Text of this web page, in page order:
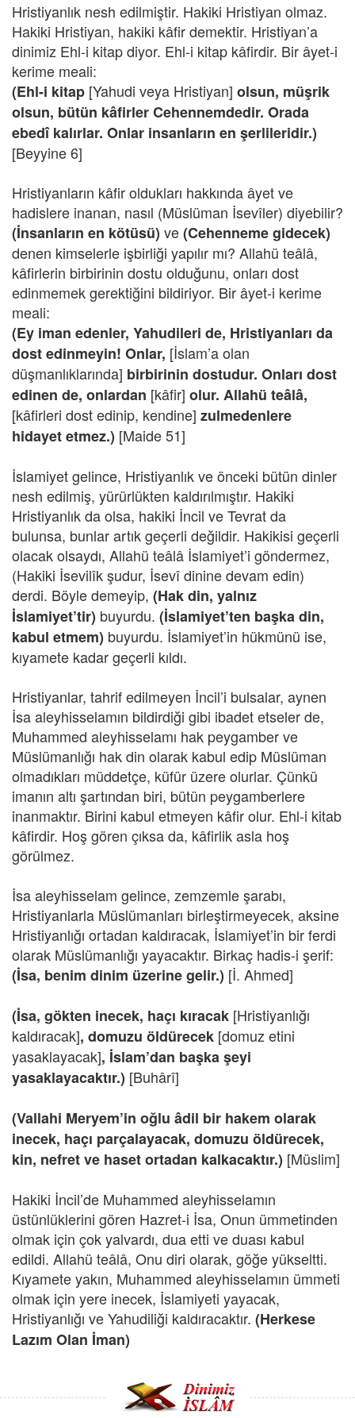
Hristiyanlık nesh edilmiştir. Hakiki Hristiyan olmaz.
Hakiki Hristiyan, hakiki kâfir demektir. Hristiyan’a
dinimiz Ehl-i kitap diyor. Ehl-i kitap kâfirdir. Bir âyet-i
kerime meali:
(Ehl-i kitap [Yahudi veya Hristiyan] olsun, müşrik
olsun, bütün kâfirler Cehennemdedir. Orada
ebedî kalırlar. Onlar insanların en şerlileridir.)
[Beyyine 6]
Hristiyanların kâfir oldukları hakkında âyet ve
hadislere inanan, nasıl (Müslüman İsevîler) diyebilir?
(İnsanların en kötüsü) ve(Cehenneme gidecek)
denen kimselerle işbirliği yapılır mı? Allahü teâlâ,
kâfirlerin birbirinin dostu olduğunu, onları dost
edinmemek gerektiğini bildiriyor. Bir âyet-i kerime
meali:
(Ey iman edenler, Yahudileri de, Hristiyanları da
dost edinmeyin! Onlar, [İslam’a olan
düşmanlıklarında] birbirinin dostudur. Onları dost
edinen de, onlardan [kâfir] olur. Allahü teâlâ,
[kâfirleri dost edinip, kendine] zulmedenlere
hidayet etmez.) [Maide 51]
İslamiyet gelince, Hristiyanlık ve önceki bütün dinler
nesh edilmiş, yürürlükten kaldırılmıştır. Hakiki
Hristiyanlık da olsa, hakiki İncil ve Tevrat da
bulunsa, bunlar artık geçerli değildir. Hakikisi geçerli
olacak olsaydı, Allahü teâlâ İslamiyet’i göndermez,
(Hakiki İsevilîk şudur, İsevî dinine devam edin)
derdi. Böyle demeyip, (Hak din, yalnız
İslamiyet’tir) buyurdu. (İslamiyet’ten başka din,
kabul etmem) buyurdu. İslamiyet’in hükmünü ise,
kıyamete kadar geçerli kıldı.
Hristiyanlar, tahrif edilmeyen İncil’i bulsalar, aynen
İsa aleyhisselamın bildirdiği gibi ibadet etseler de,
Muhammed aleyhisselamı hak peygamber ve
Müslümanlığı hak din olarak kabul edip Müslüman
olmadıkları müddetçe, küfür üzere olurlar. Çünkü
imanın altı şartından biri, bütün peygamberlere
inanmaktır. Birini kabul etmeyen kâfir olur. Ehl-i kitab
kâfirdir. Hoş gören çıksa da, kâfirlik asla hoş
görülmez.
İsa aleyhisselam gelince, zemzemle şarabı,
Hristiyanlarla Müslümanları birleştirmeyecek, aksine
Hristiyanlığı ortadan kaldıracak, İslamiyet’in bir ferdi
olarak Müslümanlığı yayacaktır. Birkaç hadis-i şerif:
(İsa, benim dinim üzerine gelir.) [İ. Ahmed]
(İsa, gökten inecek, haçı kıracak [Hristiyanlığı
kaldıracak], domuzu öldürecek [domuz etini
yasaklayacak], İslam’dan başka şeyi
yasaklayacaktır.) [Buhârî]
(Vallahi Meryem’in oğlu âdil bir hakem olarak
inecek, haçı parçalayacak, domuzu öldürecek,
kin, nefret ve haset ortadan kalkacaktır.) [Müslim]
Hakiki İncil’de Muhammed aleyhisselamın
üstünlüklerini gören Hazret-i İsa, Onun ümmetinden
olmak için çok yalvardı, dua etti ve duası kabul
edildi. Allahü teâlâ, Onu diri olarak, göğe yükseltti.
Kıyamete yakın, Muhammed aleyhisselamın ümmeti
olmak için yere inecek, İslamiyeti yayacak,
Hristiyanlığı ve Yahudiliği kaldıracaktır. (Herkese
Lazım Olan İman)